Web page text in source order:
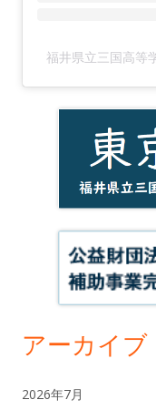
福井県立三国高等
アーカイブ
2026年7月